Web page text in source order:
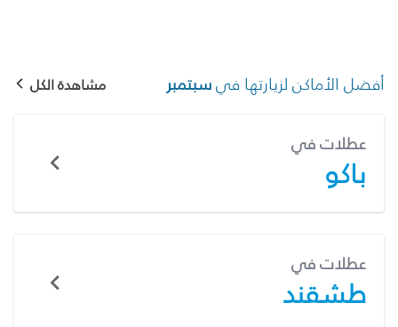
أفضل الأماكن لزيارتها فيسبتمبر مشاهدة الكل
عطلات في
باكو
عطلات في
طشقند